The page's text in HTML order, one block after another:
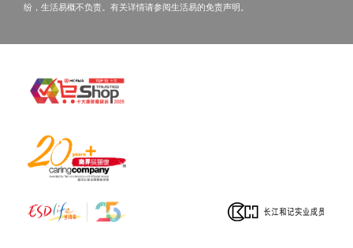
服法
10-80磅: 每日1次，每次1粒
80磅以上: 每日2次，每次1粒
1. 将胶囊直接放于犬只口中吞服或
3. 拆开胶囊将粉末溶和于适量清水(约6cc)，再以
纷，生活易概不负责。有关详情请参阅生活易的免责声明。